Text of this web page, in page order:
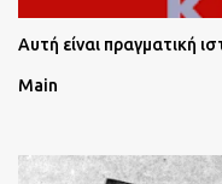
Αυτή είναι πραγματική
Main